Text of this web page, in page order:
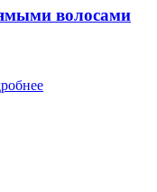
волосами